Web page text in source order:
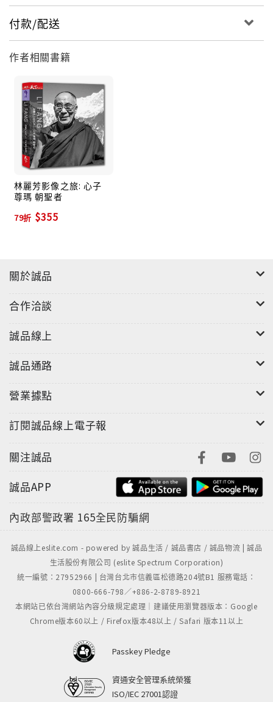
付款/配送
作者相關書籍
林麗芳影像之旅: 心子
尊瑪 朝聖者
79折 $355
關於誠品
合作洽談
誠品線上
誠品通路
營業據點
訂閱誠品線上電子報
關注誠品
誠品APP
內政部警政署 165全民防騙網
誠品線上eslite.com - powered by 誠品生活 / 誠品書店 / 誠品物流 | 誠品
生活股份有限公司 (eslite Spectrum Corporation)
統一編號：27952966 | 台灣台北市信義區松德路204號B1 服務電話：
0800-666-798／+886-2-8789-8921
本網站已依台灣網站內容分級規定處理｜建議使用瀏覽器版本：Google
Chrome版本60以上 / Firefox版本48以上 / Safari 版本11以上
Passkey Pledge
資通安全管理系統榮獲
ISO/IEC 27001認證